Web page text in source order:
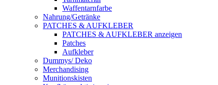
Waffentarnfarbe
Nahrung/Getränke
PATCHES & AUFKLEBER
PATCHES & AUFKLEBER anzeigen
Patches
Aufkleber
Dummys/ Deko
Merchandising
Munitionskisten